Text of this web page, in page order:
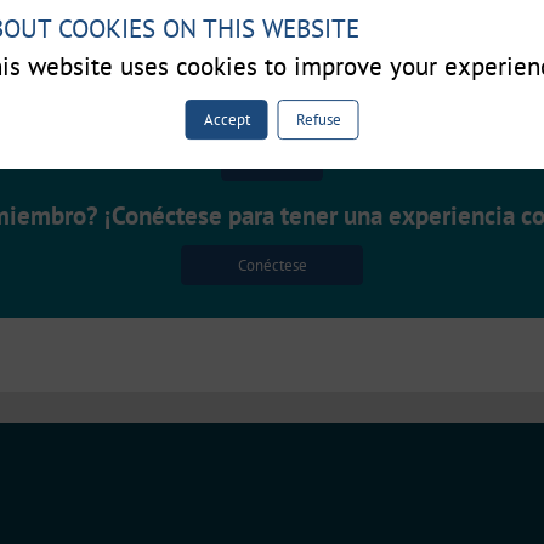
y estar conectado para acceder a esta
¡Conéctese para tener una experiencia
Conéctese
COOKIES ON THIS WEBSITE
website uses cookies to improve your
Accept Refuse